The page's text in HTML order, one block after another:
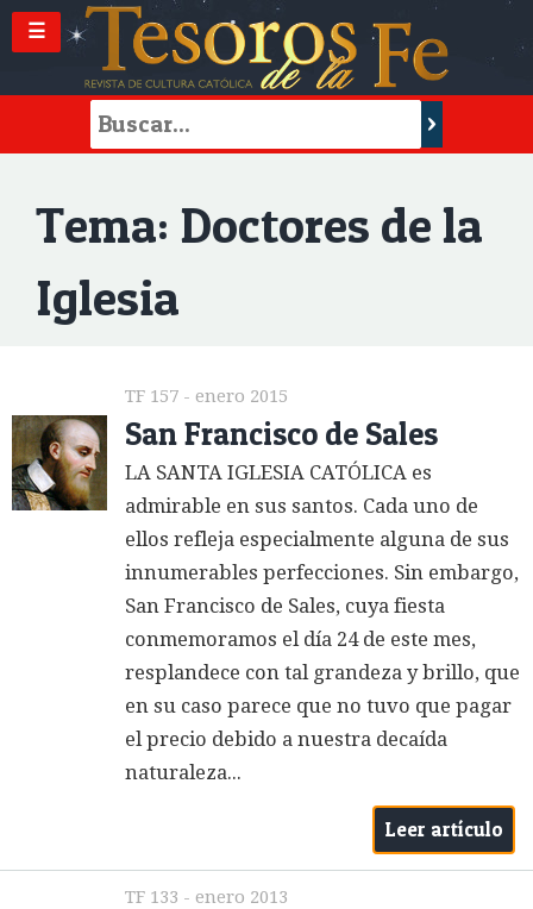
☰
Tema: Doctores de la
Iglesia
TF 157 - enero 2015
San Francisco de Sales
LA SANTA IGLESIA CATÓLICA es
admirable en sus santos. Cada uno de
ellos refleja especialmente alguna de sus
innumerables perfecciones. Sin embargo,
San Francisco de Sales, cuya fiesta
conmemoramos el día 24 de este mes,
resplandece con tal grandeza y brillo, que
en su caso parece que no tuvo que pagar
el precio debido a nuestra decaída
naturaleza...
Leer artículo
TF 133 - enero 2013